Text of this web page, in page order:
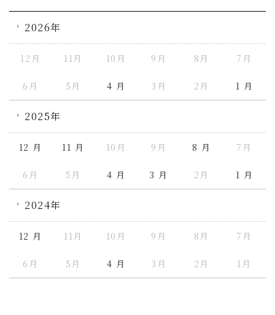
2026年
12月 11月 10月 9月 8月 7月
6月 5月 4 月 3月 2月 1 月
2025年
12 月 11 月 10月 9月 8 月 7月
6月 5月 4 月 3 月 2月 1 月
2024年
12 月 11月 10月 9月 8月 7月
6月 5月 4 月 3月 2月 1月